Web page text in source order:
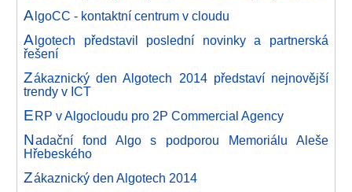
AlgoCC - kontaktní centrum v cloudu
Algotech představil poslední novinky a partnerská
řešení
Zákaznický den Algotech 2014 představí nejnovější
trendy v ICT
ERP v Algocloudu pro 2P Commercial Agency
Nadační fond Algo s podporou Memoriálu Aleše
Hřebeského
Zákaznický den Algotech 2014